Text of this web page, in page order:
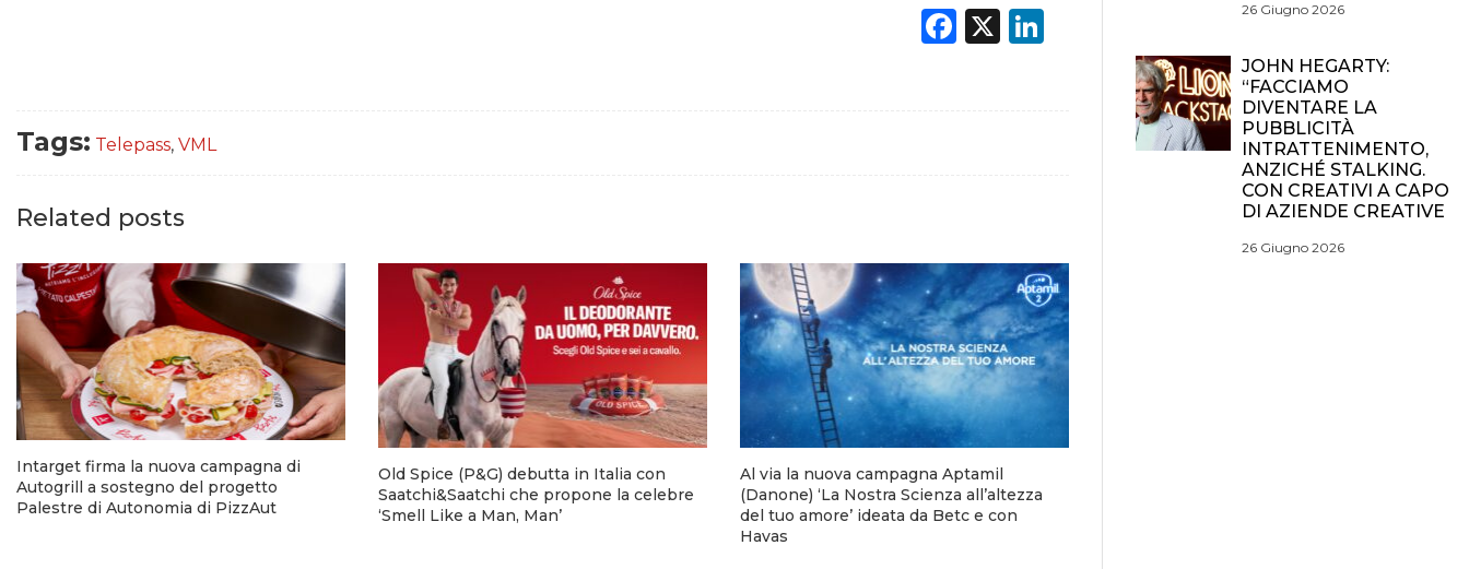
Facebook
X LinkedIn
Tags: Telepass, VML
Related posts
Intarget firma la nuova campagna di
Autogrill a sostegno del progetto
Palestre di Autonomia di PizzAut
Old Spice (P&G) debutta in Italia con
Saatchi&Saatchi che propone la celebre
‘Smell Like a Man, Man’
Al via la nuova campagna Aptamil
(Danone) ‘La Nostra Scienza all’altezza
del tuo amore’ ideata da Betc e con
Havas
26 Giugno 2026
JOHN HEGARTY:
“FACCIAMO
DIVENTARE LA
PUBBLICITÀ
INTRATTENIMENTO,
ANZICHÉ STALKING.
CON CREATIVI A CAPO
DI AZIENDE CREATIVE
26 Giugno 2026